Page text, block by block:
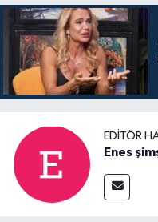
EDITÖR
Enes